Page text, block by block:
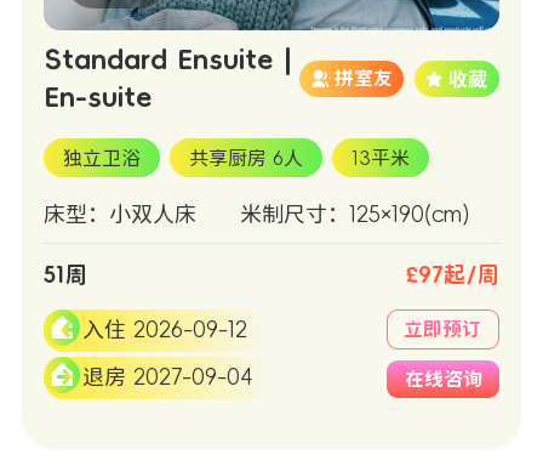
Standard Ensuite |
En-suite
拼室友
独立卫浴 共享厨房 6人 13平米
床型：小双人床 米制尺寸：125×190(cm)
51周 £97起/周
入住 2026-09-12
退房 2027-09-04
立即预订
在线咨询